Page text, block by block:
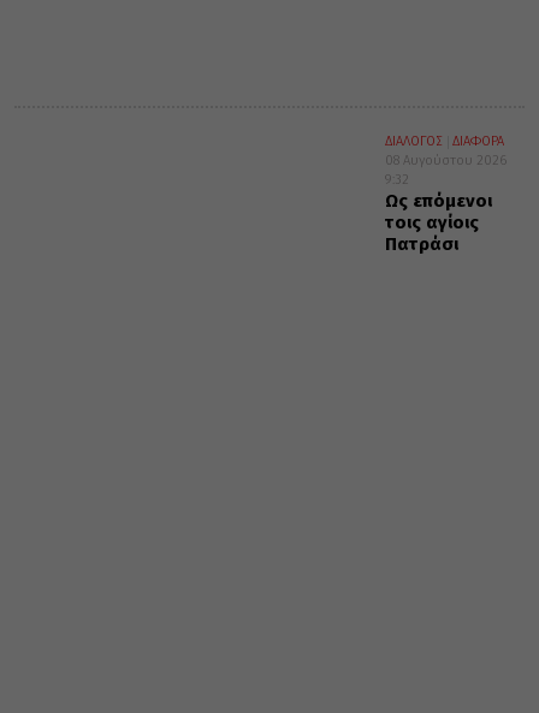
ΔΙΑΛΟΓΟΣ
ΔΙΑΦΟΡΑ
08 Αυγούστου 2026
9:32
Ως επόμενοι
τοις αγίοις
Πατράσι